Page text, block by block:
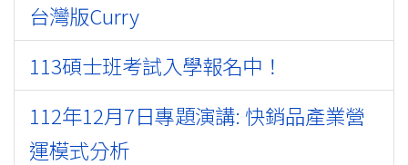
台灣版Curry
113碩士班考試入學報名中！
112年12月7日專題演講: 快銷品產業營
運模式分析